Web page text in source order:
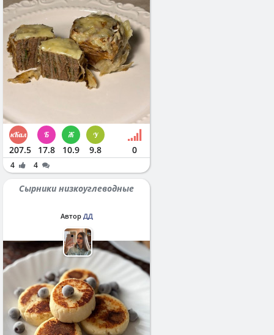
207.5 17.8 10.9 9.8 0
4 4
Сырники низкоуглеводные
Автор ДД